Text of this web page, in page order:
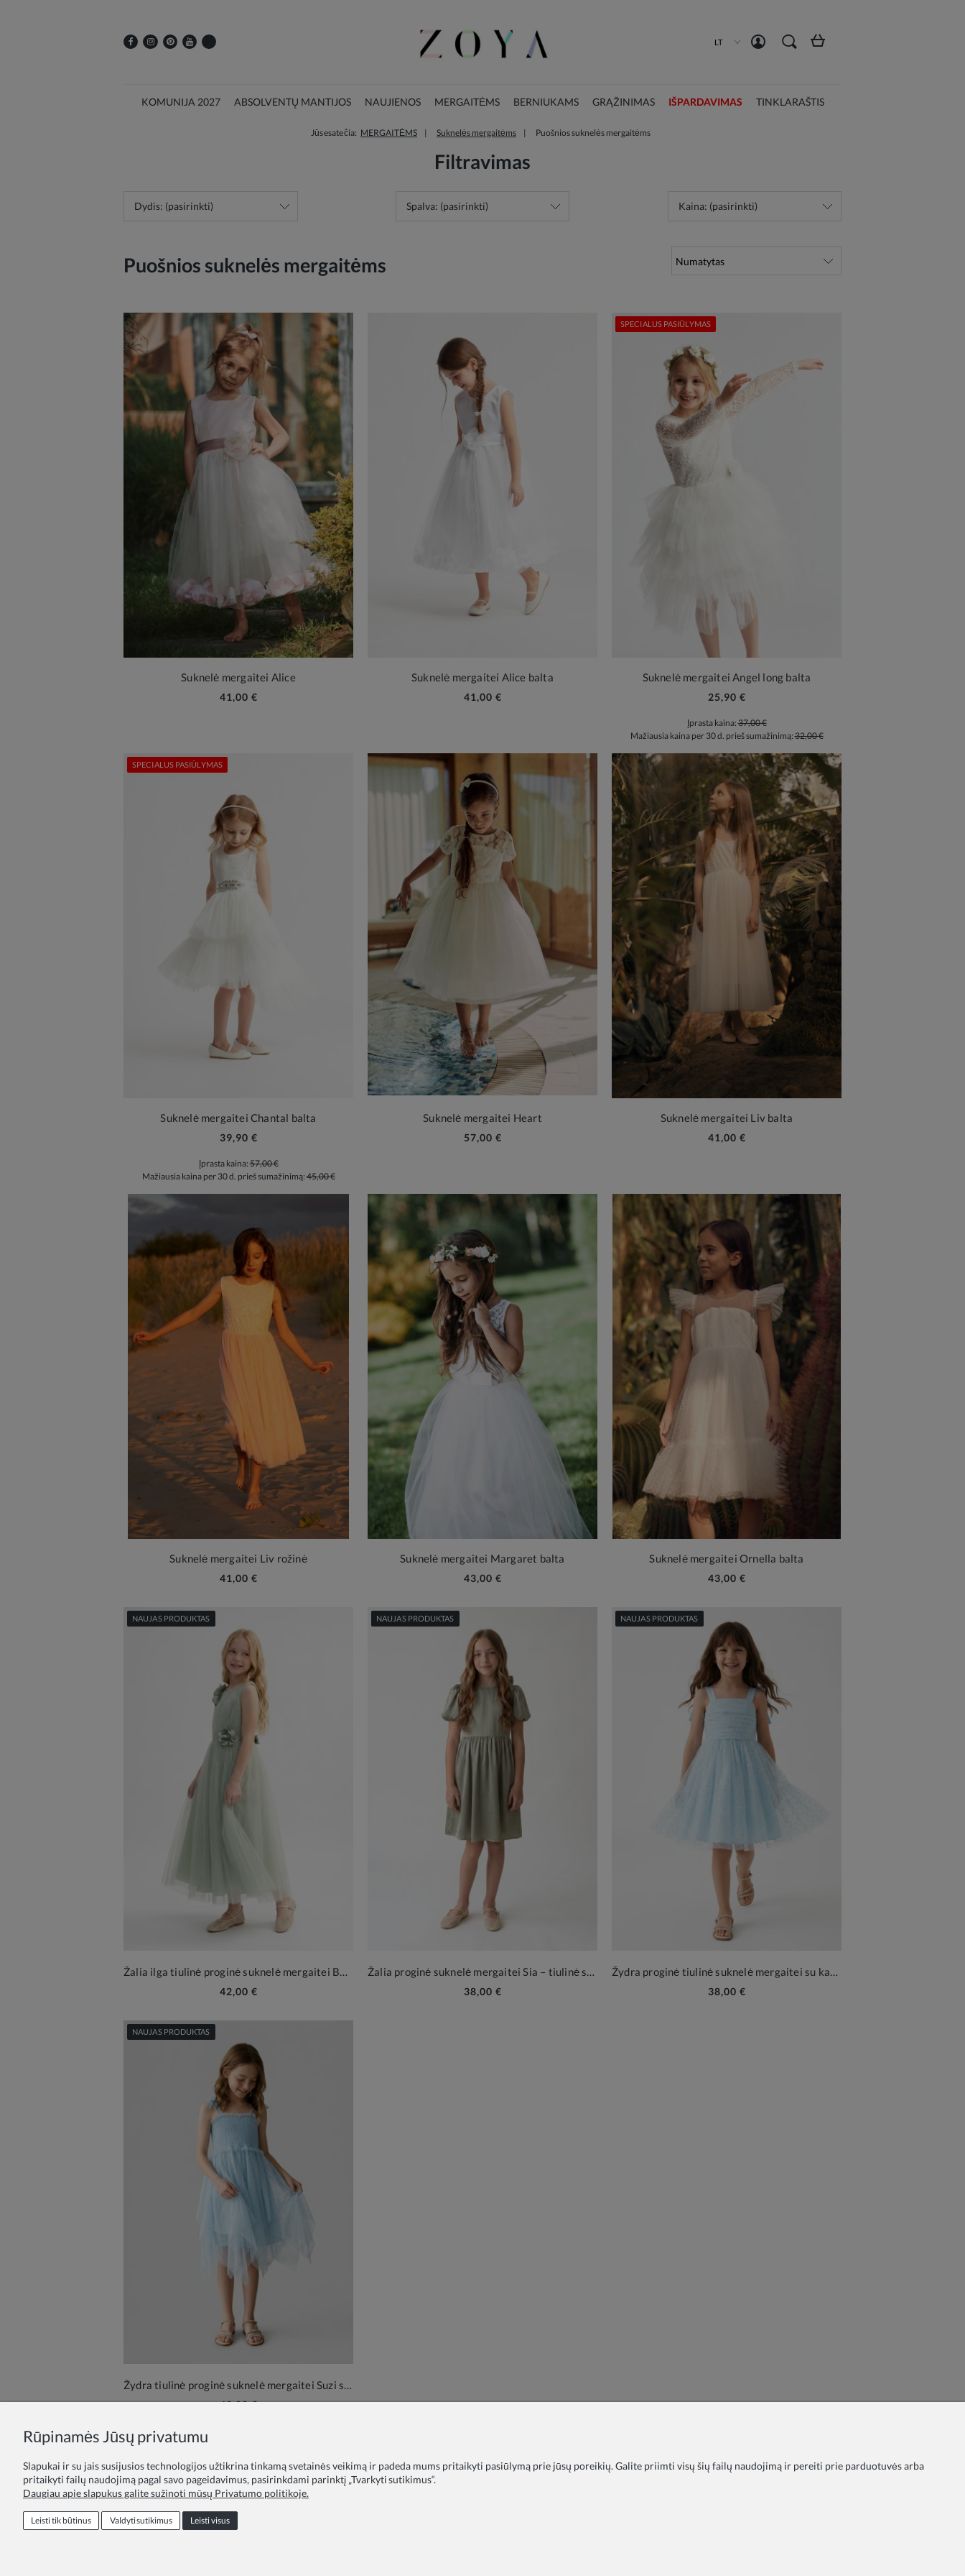
LT
KOMUNIJA 2027 ABSOLVENTŲ MANTIJOS NAUJIENOS MERGAITĖMS BERNIUKAMS GRĄŽINIMAS IŠPARDAVIMAS TINKLARAŠTIS
Jūs esate čia: MERGAITĖMS Suknelės mergaitėms Puošnios suknelės mergaitėms
Filtravimas
Dydis: (pasirinkti) Spalva: (pasirinkti) Kaina: (pasirinkti)
Puošnios suknelės mergaitėms
Suknelė mergaitei Alice
41,00 €
Suknelė mergaitei Alice balta
41,00 €
Suknelė mergaitei Angel long balta
25,90 €
Įprasta kaina:37,00 €
Mažiausia kaina per 30 d. prieš sumažinimą:32,00 €
SPECIALUS PASIŪLYMAS
Suknelė mergaitei Chantal balta
39,90 €
Įprasta kaina:57,00 €
Mažiausia kaina per 30 d. prieš sumažinimą:45,00 €
SPECIALUS PASIŪLYMAS
Suknelė mergaitei Heart
57,00 €
Suknelė mergaitei Liv balta
41,00 €
Suknelė mergaitei Liv rožinė
41,00 €
Suknelė mergaitei Margaret balta
43,00 €
Suknelė mergaitei Ornella balta
43,00 €
Žalia ilga tiulinė proginė suknelė mergaitei Bella su 3D gėlių aplikacijomis
42,00 €
NAUJAS PRODUKTAS
Žalia proginė suknelė mergaitei Sia – tiulinė su satino blizgesiu ir kaspinais nugaroje
38,00 €
NAUJAS PRODUKTAS
Žydra proginė tiulinė suknelė mergaitei su kaspinėliais Rina
38,00 €
NAUJAS PRODUKTAS
Žydra tiulinė proginė suknelė mergaitei Suzi su kaspinėliais ir blizgučių raštu
43,00 €
NAUJAS PRODUKTAS
Lojalumo programa
Rūpinamės Jūsų privatumu
Slapukai ir su jais susijusios technologijos užtikrina tinkamą svetainės veikimą ir padeda mums pritaikyti pasiūlymą prie jūsų poreikių. Galite priimti visų šių failų naudojimą ir pereiti prie parduotuvės arba
pritaikyti failų naudojimą pagal savo pageidavimus, pasirinkdami parinktį „Tvarkyti sutikimus“.
Daugiau apie slapukus galite sužinoti mūsų Privatumo politikoje.
Leisti tik būtinus Valdyti sutikimus Leisti visus